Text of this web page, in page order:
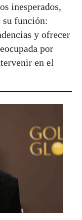
inesperados,
su función:
y ofrecer
por
en el